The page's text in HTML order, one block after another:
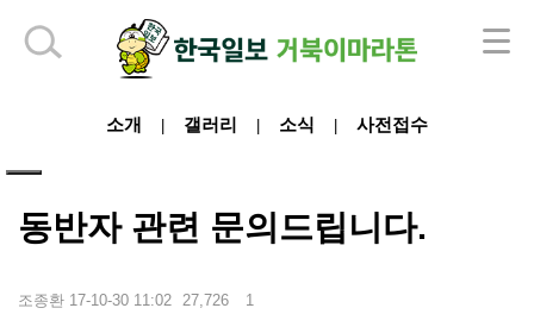
소개 갤러리 소식 사전접수
동반자 관련 문의드립니다.
조종환 17-10-30 11:02 27,726 1
하단 영역